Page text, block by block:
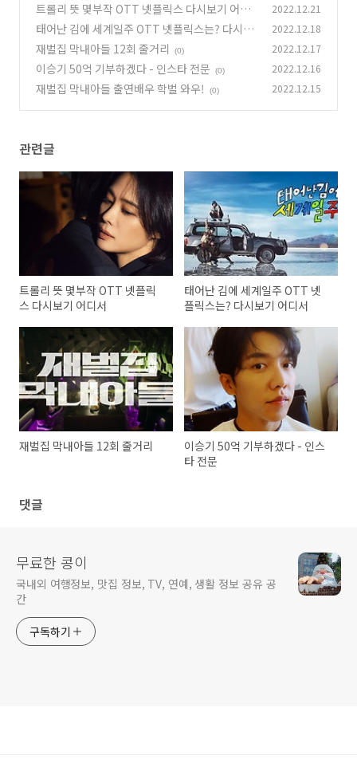
트롤리 뜻 몇부작 OTT 넷플릭스 다시보기 어디
서
(0)
2022.12.21
태어난 김에 세계일주 OTT 넷플릭스는? 다시보
기 어디서
(0)
2022.12.18
재벌집 막내아들 12회 줄거리 (0) 2022.12.17
이승기 50억 기부하겠다 - 인스타 전문 (0) 2022.12.16
재벌집 막내아들 출연배우 학벌 와우! (0) 2022.12.15
관련글
트롤리 뜻 몇부작 OTT 넷플릭
스 다시보기 어디서
태어난 김에 세계일주 OTT 넷
플릭스는? 다시보기 어디서
재벌집 막내아들 12회 줄거리
이승기 50억 기부하겠다 - 인스
타 전문
댓글
무료한 콩이
국내외 여행정보, 맛집 정보, TV, 연예, 생활 정보 공유 공
간
구독하기